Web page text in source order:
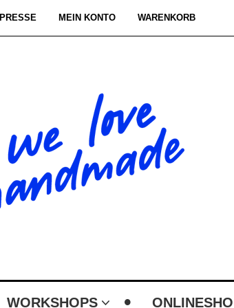
PRESSE MEIN KONTO WARENKORB
WORKSHOPS